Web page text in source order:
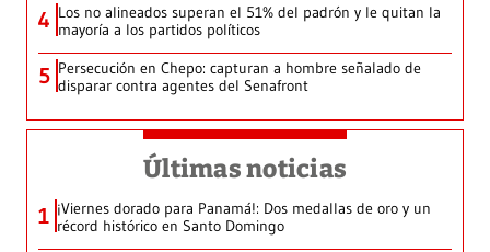
4 Los no alineados superan el 51% del padrón y le quitan la
mayoría a los partidos políticos
5 Persecución en Chepo: capturan a hombre señalado de
disparar contra agentes del Senafront
Últimas noticias
1 ¡Viernes dorado para Panamá!: Dos medallas de oro y un
récord histórico en Santo Domingo